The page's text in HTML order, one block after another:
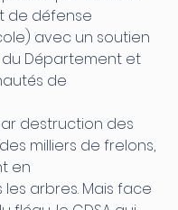
de défense
avec un soutien
Département et
de
destruction des
milliers de frelons,
en
arbres. Mais face